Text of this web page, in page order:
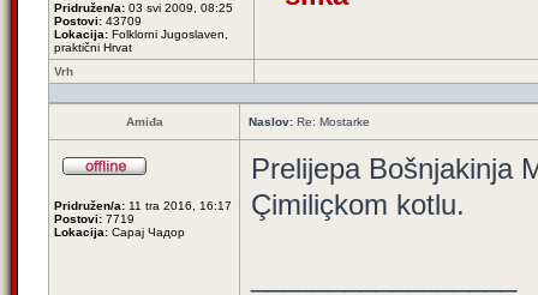
Pridružen/a: 03 svi 2009, 08:25
Postovi: 43709
Lokacija: Folklorni Jugoslaven,
praktični Hrvat
Vrh
Amiđa Naslov: Re: Mostarke
Pridružen/a: 11 tra 2016, 16:17
Postovi: 7719
Lokacija: Сарај Чадор
Prelijepa Bošnjakinja
Çimiliçkom kotlu.